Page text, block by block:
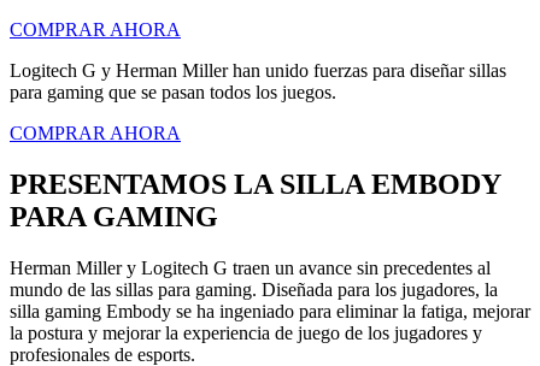
COMPRAR AHORA
Logitech G y Herman Miller han unido fuerzas para diseñar sillas
para gaming que se pasan todos los juegos.
COMPRAR AHORA
PRESENTAMOS LA SILLA EMBODY
PARA GAMING
Herman Miller y Logitech G traen un avance sin precedentes al
mundo de las sillas para gaming. Diseñada para los jugadores, la
silla gaming Embody se ha ingeniado para eliminar la fatiga, mejorar
la postura y mejorar la experiencia de juego de los jugadores y
profesionales de esports.